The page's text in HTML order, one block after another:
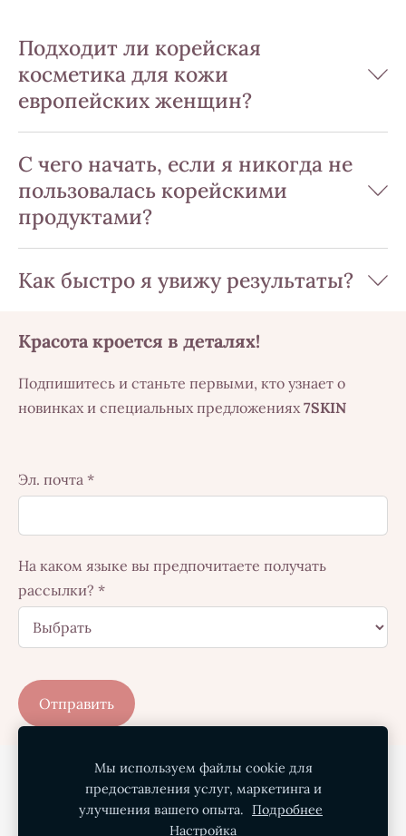
Подходит ли корейская
косметика для кожи
европейских женщин?
С чего начать, если я никогда не
пользовалась корейскими
продуктами?
Как быстро я увижу результаты?
Красота кроется в деталях!
Подпишитесь и станьте первыми, кто узнает о
новинках и специальных предложениях7SKIN
Эл. почта *
На каком языке вы предпочитаете получать
рассылки? *
Политика конфиденциальности
Условия покупки
Доставка
О нас
Мы используем файлы cookie для
предоставления услуг, маркетинга и
улучшения вашего опыта.
Подробнее
Настройка